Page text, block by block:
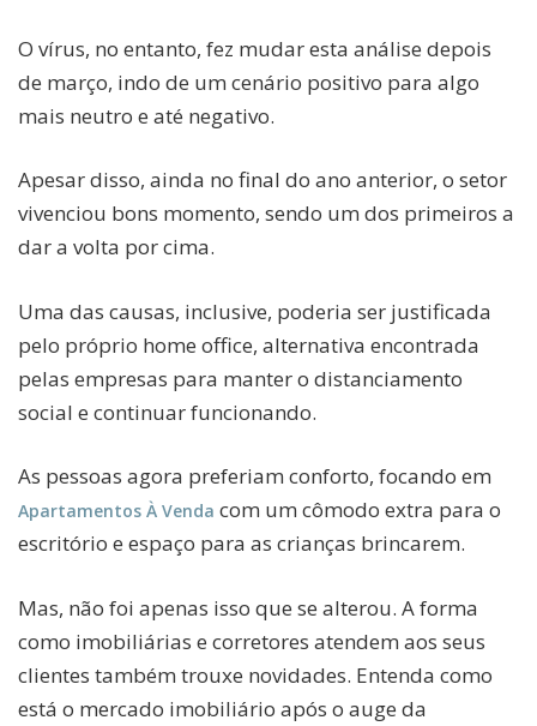
O vírus, no entanto, fez mudar esta análise depois
de março, indo de um cenário positivo para algo
mais neutro e até negativo.
Apesar disso, ainda no final do ano anterior, o setor
vivenciou bons momento, sendo um dos primeiros a
dar a volta por cima.
Uma das causas, inclusive, poderia ser justificada
pelo próprio home office, alternativa encontrada
pelas empresas para manter o distanciamento
social e continuar funcionando.
As pessoas agora preferiam conforto, focando em
Apartamentos À Venda com um cômodo extra para o
escritório e espaço para as crianças brincarem.
Mas, não foi apenas isso que se alterou. A forma
como imobiliárias e corretores atendem aos seus
clientes também trouxe novidades. Entenda como
está o mercado imobiliário após o auge da